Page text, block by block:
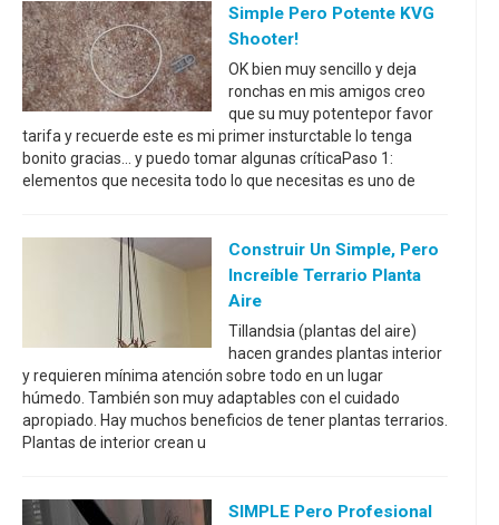
Simple Pero Potente KVG
Shooter!
OK bien muy sencillo y deja
ronchas en mis amigos creo
que su muy potentepor favor
tarifa y recuerde este es mi primer insturctable lo tenga
bonito gracias... y puedo tomar algunas críticaPaso 1:
elementos que necesita todo lo que necesitas es uno de
Construir Un Simple, Pero
Increíble Terrario Planta
Aire
Tillandsia (plantas del aire)
hacen grandes plantas interior
y requieren mínima atención sobre todo en un lugar
húmedo. También son muy adaptables con el cuidado
apropiado. Hay muchos beneficios de tener plantas terrarios.
Plantas de interior crean u
SIMPLE Pero Profesional